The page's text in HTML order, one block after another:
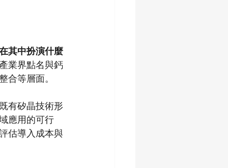
其中扮演什麼
業界點名與鈣
合等層面。
有矽晶技術形
應用的可行
估導入成本與